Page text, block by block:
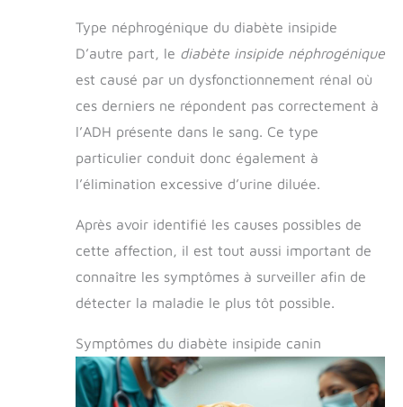
Type néphrogénique du diabète insipide
D’autre part, le diabète insipide néphrogénique
est causé par un dysfonctionnement rénal où
ces derniers ne répondent pas correctement à
l’ADH présente dans le sang. Ce type
particulier conduit donc également à
l’élimination excessive d’urine diluée.
Après avoir identifié les causes possibles de
cette affection, il est tout aussi important de
connaître les symptômes à surveiller afin de
détecter la maladie le plus tôt possible.
Symptômes du diabète insipide canin